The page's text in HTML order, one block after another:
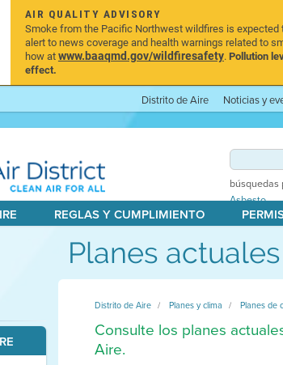
AIR QUALITY ADVISORY
Smoke from the Pacific Northwest wildfires is
alert to news coverage and health warnings related to
how atwww.baaqmd.gov/wildfiresafety.Pollution
effect.
Distrito de Aire Noticias y
búsquedas
Asbesto
REGLAS Y CUMPLIMIENTO
Planes actuales
Distrito de Aire Planes y clima Planes de
Consulte los planes
Aire.